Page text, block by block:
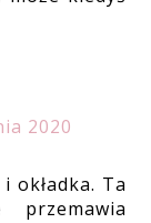
2020
okładka. Ta